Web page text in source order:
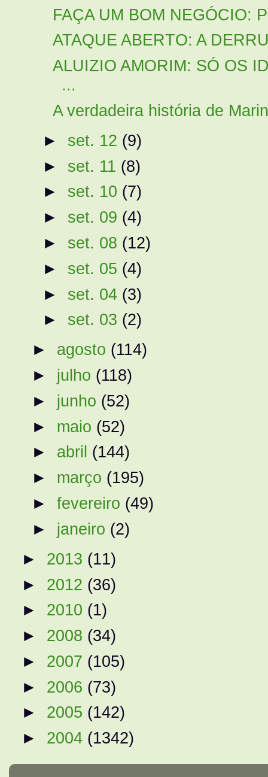
FAÇA UM BOM NEGÓCIO:
ATAQUE ABERTO: A
ALUIZIO AMORIM: SÓ OS
...
A verdadeira história de
► set. 12 (9)
► set. 11 (8)
► set. 10 (7)
► set. 09 (4)
► set. 08 (12)
► set. 05 (4)
► set. 04 (3)
► set. 03 (2)
► agosto (114)
► julho (118)
► junho (52)
► maio (52)
► abril (144)
► março (195)
►fevereiro (49)
► janeiro (2)
► 2013 (11)
► 2012 (36)
► 2010 (1)
► 2008 (34)
► 2007 (105)
► 2006 (73)
► 2005 (142)
► 2004 (1342)